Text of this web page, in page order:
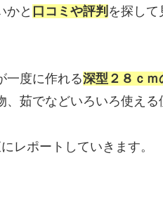
かと 口コミや評判 を探して
一度に作れる深型２８ｃｍ
茹でなどいろいろ使える
レポートしていきます。